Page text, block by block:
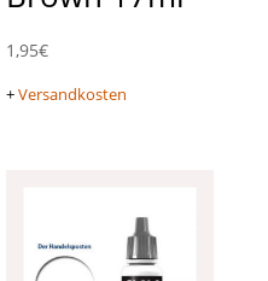
1,95€
+Versandkosten